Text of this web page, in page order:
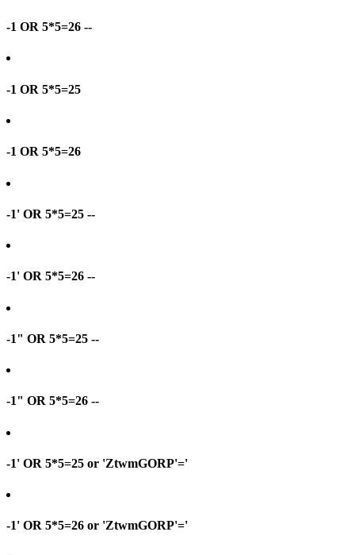
-1 OR 5*5=26 --
-1 OR 5*5=25
-1 OR 5*5=26
-1' OR 5*5=25 --
-1' OR 5*5=26 --
-1" OR 5*5=25 --
-1" OR 5*5=26 --
-1' OR 5*5=25 or 'ZtwmGORP'='
-1' OR 5*5=26 or 'ZtwmGORP'='